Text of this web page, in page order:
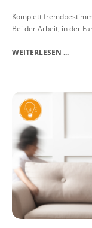
Komplett
Bei der Arbeit, in der
WEITERLESEN ...